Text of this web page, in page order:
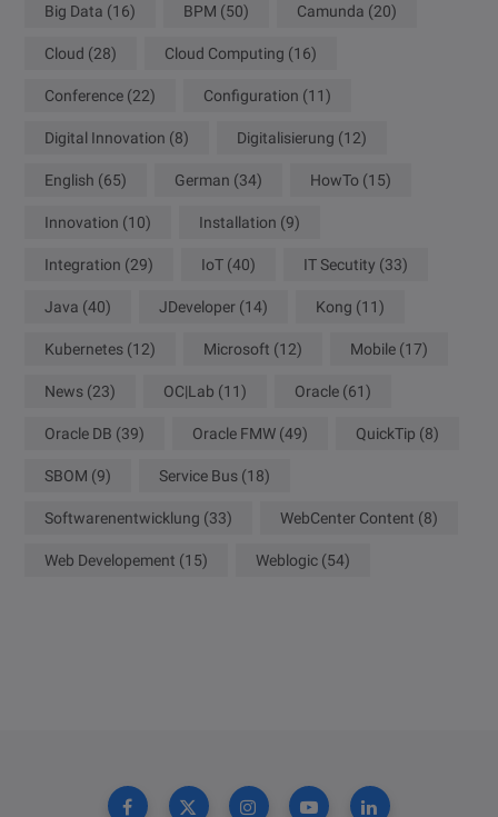
Big Data (16) BPM (50) Camunda (20)
Cloud (28) Cloud Computing (16)
Conference (22) Configuration (11)
Digital Innovation (8) Digitalisierung (12)
English (65) German (34) HowTo (15)
Innovation (10) Installation (9)
Integration (29) IoT (40) IT Secutity (33)
Java (40) JDeveloper (14) Kong (11)
Kubernetes (12) Microsoft (12) Mobile (17)
News (23) OC|Lab (11) Oracle (61)
Oracle DB (39) Oracle FMW (49) QuickTip (8)
SBOM (9) Service Bus (18)
Softwarenentwicklung (33) WebCenter Content (8)
Web Developement (15) Weblogic (54)